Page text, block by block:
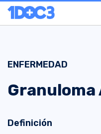
ENFERMEDAD
Granuloma
Definición